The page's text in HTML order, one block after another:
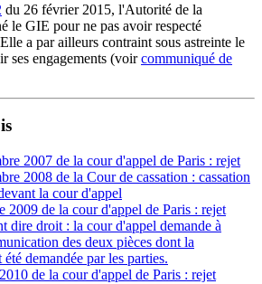
du 26 février 2015, l'Autorité de la
le GIE pour ne pas avoir respecté
a par ailleurs contraint sous astreinte le
ses engagements (voircommuniqué de
2007 de la cour d'appel de Paris : rejet
2008 de la Cour de cassation : cassation
la cour d'appel
2009 de la cour d'appel de Paris : rejet
dire droit : la cour d'appel demande à
des deux pièces dont la
demandée par les parties.
de la cour d'appel de Paris : rejet